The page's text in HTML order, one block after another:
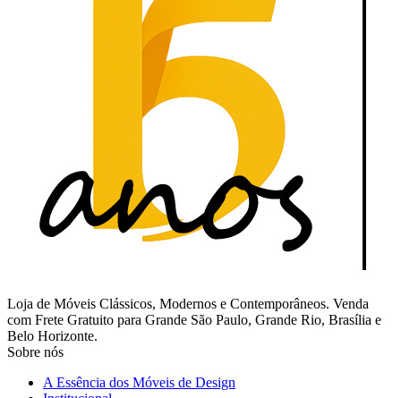
Loja de Móveis Clássicos, Modernos e Contemporâneos. Venda
com Frete Gratuito para Grande São Paulo, Grande Rio, Brasília e
Belo Horizonte.
Sobre nós
A Essência dos Móveis de Design